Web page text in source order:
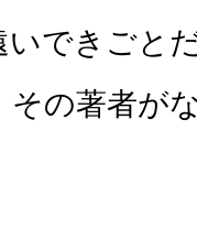
いできごと
その著者が